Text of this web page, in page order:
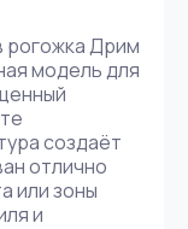
рогожка Дрим
модель для
создаёт
отлично
или зоны
и